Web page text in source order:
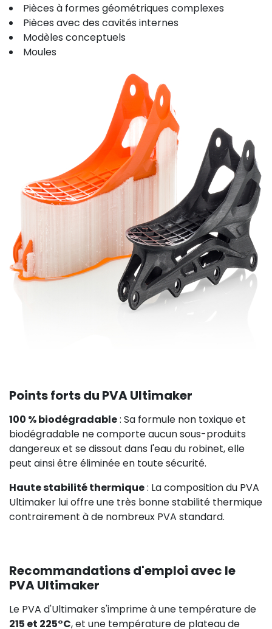
Pièces à formes géométriques complexes
Pièces avec des cavités internes
Modèles conceptuels
Moules
Points forts du PVA Ultimaker
100 % biodégradable: Sa formule non toxique et
biodégradable ne comporte aucun sous-produits
dangereux et se dissout dans l'eau du robinet, elle
peut ainsi être éliminée en toute sécurité.
Haute stabilité thermique: La composition du PVA
Ultimaker lui offre une très bonne stabilité thermique
contrairement à de nombreux PVA standard.
Recommandations d'emploi avec le
PVA Ultimaker
Le PVA d'Ultimaker s'imprime à une température de
215 et 225°C, et une température de plateau de